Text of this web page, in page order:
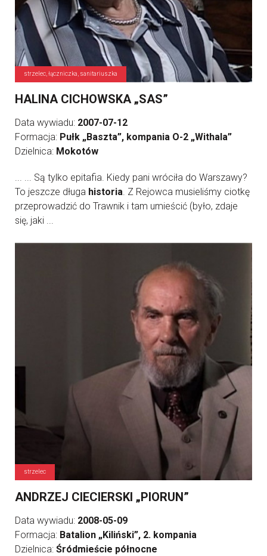
strzelec, łączniczka, sanitariuszka
HALINA CICHOWSKA „SAS”
Data wywiadu: 2007-07-12
Formacja: Pułk „Baszta”, kompania O-2 „Withala”
Dzielnica: Mokotów
... ... Są tylko epitafia. Kiedy pani wróciła do Warszawy?
To jeszcze długa historia. Z Rejowca musieliśmy ciotkę
przeprowadzić do Trawnik i tam umieścić (było, zdaje
się, jaki ...
strzelec
ANDRZEJ CIECIERSKI „PIORUN”
Data wywiadu: 2008-05-09
Formacja: Batalion „Kiliński”, 2. kompania
Dzielnica: Śródmieście północne